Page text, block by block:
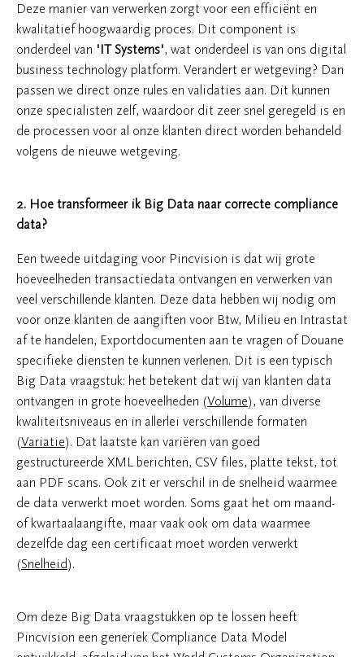
Deze manier van verwerken zorgt voor een efficiënt en
kwalitatief hoogwaardig proces. Dit component is
onderdeel van 'IT Systems', wat onderdeel is van ons digital
business technology platform. Verandert er wetgeving? Dan
passen we direct onze rules en validaties aan. Dit kunnen
onze specialisten zelf, waardoor dit zeer snel geregeld is en
de processen voor al onze klanten direct worden behandeld
volgens de nieuwe wetgeving.
2. Hoe transformeer ik Big Data naar correcte compliance
data?
Een tweede uitdaging voor Pincvision is dat wij grote
hoeveelheden transactiedata ontvangen en verwerken van
veel verschillende klanten. Deze data hebben wij nodig om
voor onze klanten de aangiften voor Btw, Milieu en Intrastat
af te handelen, Exportdocumenten aan te vragen of Douane
specifieke diensten te kunnen verlenen. Dit is een typisch
Big Data vraagstuk: het betekent dat wij van klanten data
ontvangen in grote hoeveelheden (Volume), van diverse
kwaliteitsniveaus en in allerlei verschillende formaten
(Variatie). Dat laatste kan variëren van goed
gestructureerde XML berichten, CSV files, platte tekst, tot
aan PDF scans. Ook zit er verschil in de snelheid waarmee
de data verwerkt moet worden. Soms gaat het om maand-
of kwartaalaangifte, maar vaak ook om data waarmee
dezelfde dag een certificaat moet worden verwerkt
(Snelheid).
Om deze Big Data vraagstukken op te lossen heeft
Pincvision een generiek Compliance Data Model